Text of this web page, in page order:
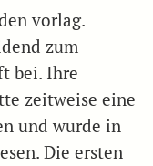
vorlag.
zum
bei. Ihre
zeitweise eine
und wurde in
Die ersten